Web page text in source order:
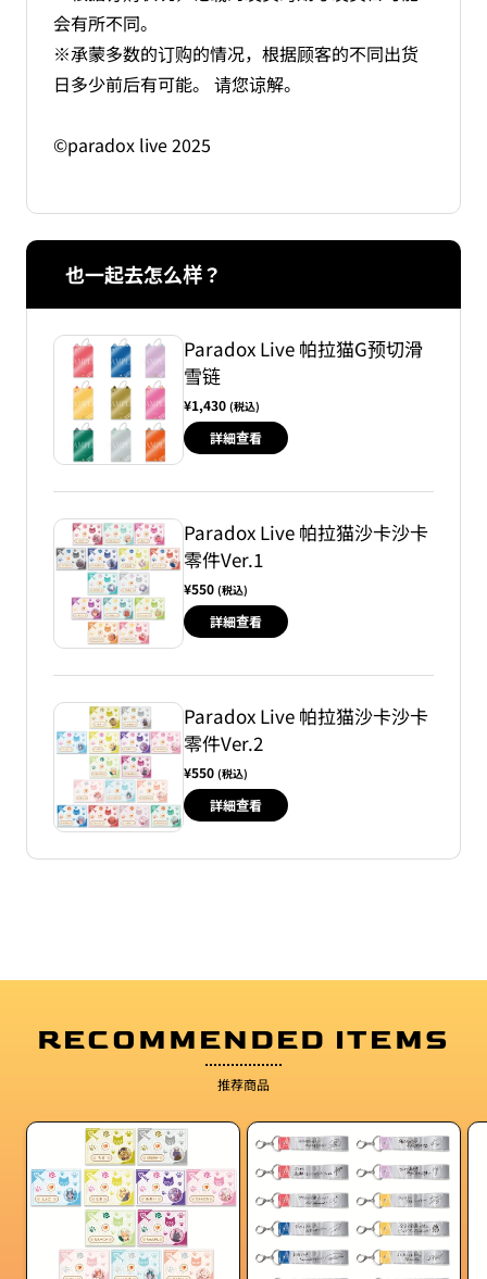
会有所不同。
※承蒙多数的订购的情况，根据顾客的不同出货
日多少前后有可能。 请您谅解。
©paradox live 2025
也一起去怎么样？
Paradox Live 帕拉猫G预切滑
雪链
¥1,430 (税込)
詳細查看
Paradox Live 帕拉猫沙卡沙卡
零件Ver.1
¥550 (税込)
詳細查看
Paradox Live 帕拉猫沙卡沙卡
零件Ver.2
¥550 (税込)
詳細查看
RECOMMENDED ITEMS
推荐商品